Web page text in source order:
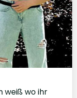
weiß wo ihr